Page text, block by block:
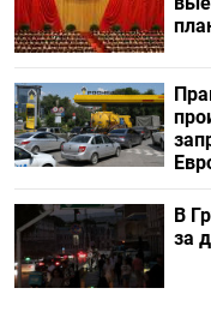
В
за